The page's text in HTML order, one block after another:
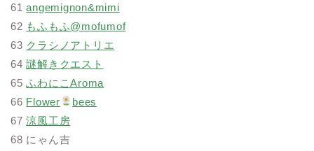
61angemignon&mimi
62 もふもふ@mofumof
63 クラシノアトリエ
64謎解きクエスト
65ふわにこAroma
66 Flower
bees
67涼風工房
68 にゃん吉